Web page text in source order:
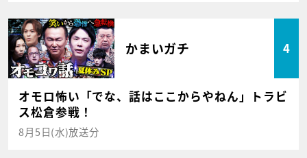
かまいガチ 4
オモロ怖い「でな、話はここからやねん」トラビ
ス松倉参戦！
8月5日(水)放送分